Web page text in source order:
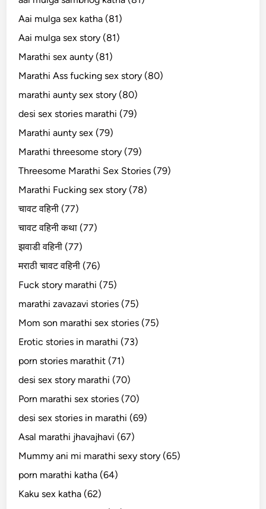
Aai mulga sex katha (81)
Aai mulga sex story (81)
Marathi sex aunty (81)
Marathi Ass fucking sex story (80)
marathi aunty sex story (80)
desi sex stories marathi (79)
Marathi aunty sex (79)
Marathi threesome story (79)
Threesome Marathi Sex Stories (79)
Marathi Fucking sex story (78)
चावट वहिनी (77)
चावट वहिनी कथा (77)
झवाडी वहिनी (77)
मराठी चावट वहिनी (76)
Fuck story marathi (75)
marathi zavazavi stories (75)
Mom son marathi sex stories (75)
Erotic stories in marathi (73)
porn stories marathit (71)
desi sex story marathi (70)
Porn marathi sex stories (70)
desi sex stories in marathi (69)
Asal marathi jhavajhavi (67)
Mummy ani mi marathi sexy story (65)
porn marathi katha (64)
Kaku sex katha (62)